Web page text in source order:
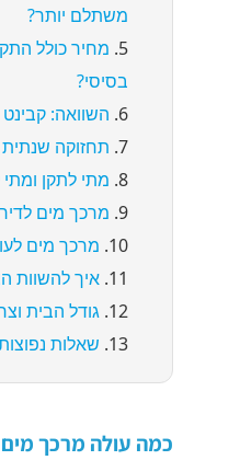
משתלם יותר?
מחיר כולל
בסיסי?
השוואה:
תחזוקה
מתי לתקן
מרכך מים
מרכך מים
איך להשוות
גודל הבית
שאלות
כמה עולה מרכך